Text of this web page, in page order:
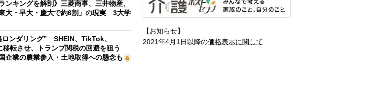
ンキングを解剖》三菱商事、三井物産、
大・早大・慶大で約6割」の現実 3大学
ロンダリング” SHEIN、TikTok、
転させ、トランプ関税の回避を狙う
企業の農業参入・土地取得への懸念も
【お知らせ】
2021年4月1日以降の価格表示に関して